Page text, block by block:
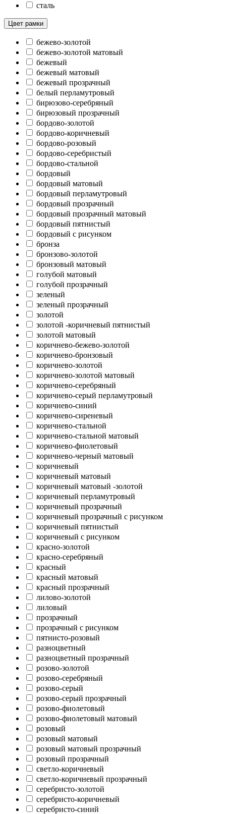
сталь
Цвет рамки
бежево-золотой
бежево-золотой матовый
бежевый
бежевый матовый
бежевый прозрачный
белый перламутровый
бирюзово-серебряный
бирюзовый прозрачный
бордово-золотой
бордово-коричневый
бордово-розовый
бордово-серебристый
бордово-стальной
бордовый
бордовый матовый
бордовый перламутровый
бордовый прозрачный
бордовый прозрачный матовый
бордовый пятнистый
бордовый с рисунком
бронза
бронзово-золотой
бронзовый матовый
голубой матовый
голубой прозрачный
зеленый
зеленый прозрачный
золотой
золотой -коричневый пятнистый
золотой матовый
коричнево-бежево-золотой
коричнево-бронзовый
коричнево-золотой
коричнево-золотой матовый
коричнево-серебряный
коричнево-серый перламутровый
коричнево-синий
коричнево-сиреневый
коричнево-стальной
коричнево-стальной матовый
коричнево-фиолетовый
коричнево-черный матовый
коричневый
коричневый матовый
коричневый матовый -золотой
коричневый перламутровый
коричневый прозрачный
коричневый прозрачный с рисунком
коричневый пятнистый
коричневый с рисунком
красно-золотой
красно-серебряный
красный
красный матовый
красный прозрачный
лилово-золотой
лиловый
прозрачный
прозрачный с рисунком
пятнисто-розовый
разноцветный
разноцветный прозрачный
розово-золотой
розово-серебряный
розово-серый
розово-серый прозрачный
розово-фиолетовый
розово-фиолетовый матовый
розовый
розовый матовый
розовый матовый прозрачный
розовый прозрачный
светло-коричневый
светло-коричневый прозрачный
серебристо-золотой
серебристо-коричневый
серебристо-синий